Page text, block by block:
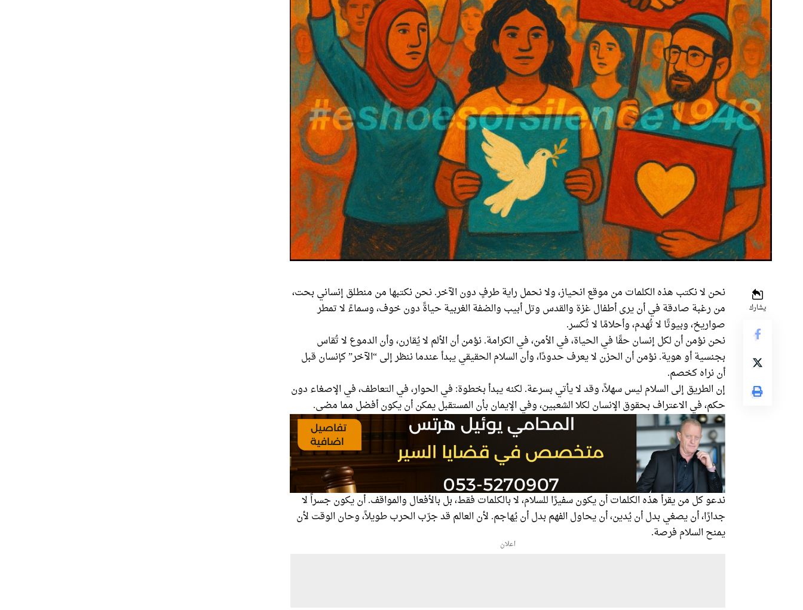
يشارك
نحن لا نكتب هذه الكلمات من موقع انحياز، ولا نحمل راية طرفٍ دون الآخر. نحن نكتبها من منطلق إنساني بحت،
من رغبة صادقة في أن يرى أطفال غزة والقدس وتل أبيب والضفة الغربية حياةً دون خوف، وسماءً لا تمطر
صواريخ، وبيوتًا لا تُهدم، وأحلامًا لا تُكسر.
نحن نؤمن أن لكل إنسان حقًا في الحياة، في الأمن، في الكرامة. نؤمن أن الألم لا يُقارن، وأن الدموع لا تُقاس
بجنسية أو هوية. نؤمن أن الحزن لا يعرف حدودًا، وأن السلام الحقيقي يبدأ عندما ننظر إلى “الآخر” كإنسان قبل
أن نراه كخصم.
إن الطريق إلى السلام ليس سهلاً، وقد لا يأتي بسرعة. لكنه يبدأ بخطوة: في الحوار، في التعاطف، في الإصغاء دون
حكم، في الاعتراف بحقوق الإنسان لكلا الشعبين، وفي الإيمان بأن المستقبل يمكن أن يكون أفضل مما مضى.
ندعو كل من يقرأ هذه الكلمات أن يكون سفيرًا للسلام، لا بالكلمات فقط، بل بالأفعال والمواقف. أن يكون جسراً لا
جدارًا، أن يصغي بدل أن يُدين، أن يحاول الفهم بدل أن يُهاجم. لأن العالم قد جرّب الحرب طويلاً، وحان الوقت لأن
يمنح السلام فرصة.
اعلان